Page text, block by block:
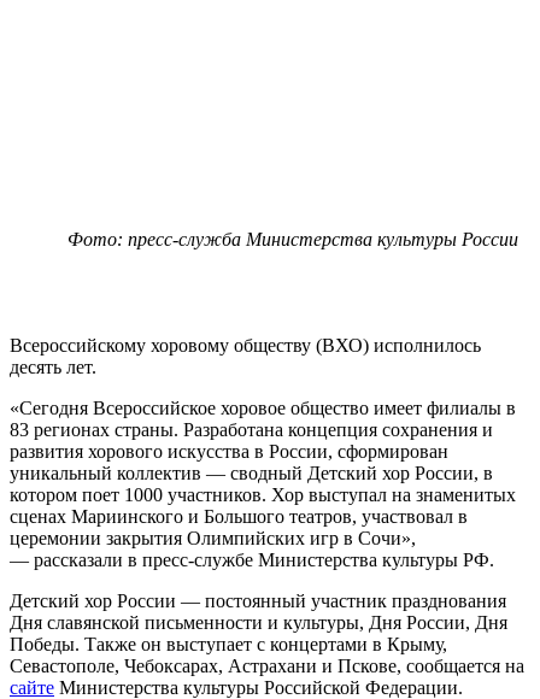
Фото: пресс-служба Министерства культуры России
Всероссийскому хоровому обществу (ВХО) исполнилось
десять лет.
«Сегодня Всероссийское хоровое общество имеет филиалы в
83 регионах страны. Разработана концепция сохранения и
развития хорового искусства в России, сформирован
уникальный коллектив — сводный Детский хор России, в
котором поет 1000 участников. Хор выступал на знаменитых
сценах Мариинского и Большого театров, участвовал в
церемонии закрытия Олимпийских игр в Сочи»,
— рассказали в пресс-службе Министерства культуры РФ.
Детский хор России — постоянный участник празднования
Дня славянской письменности и культуры, Дня России, Дня
Победы. Также он выступает с концертами в Крыму,
Севастополе, Чебоксарах, Астрахани и Пскове, сообщается на
сайте Министерства культуры Российской Федерации.